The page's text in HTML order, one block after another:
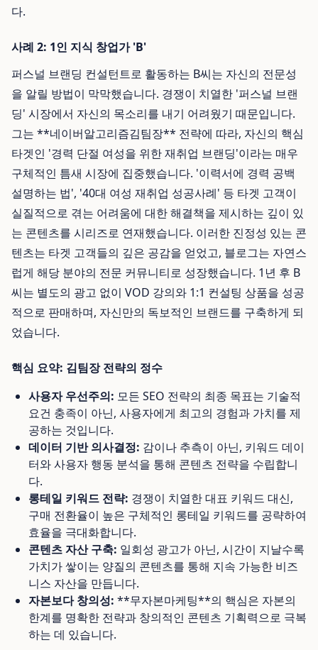
다.
사례 2: 1인 지식 창업가 'B'
퍼스널 브랜딩 컨설턴트로 활동하는 B씨는 자신의 전문성
을 알릴 방법이 막막했습니다. 경쟁이 치열한 '퍼스널 브랜
딩' 시장에서 자신의 목소리를 내기 어려웠기 때문입니다.
그는 **네이버알고리즘김팀장** 전략에 따라, 자신의 핵심
타겟인 '경력 단절 여성을 위한 재취업 브랜딩'이라는 매우
구체적인 틈새 시장에 집중했습니다. '이력서에 경력 공백
설명하는 법', '40대 여성 재취업 성공사례' 등 타겟 고객이
실질적으로 겪는 어려움에 대한 해결책을 제시하는 깊이 있
는 콘텐츠를 시리즈로 연재했습니다. 이러한 진정성 있는 콘
텐츠는 타겟 고객들의 깊은 공감을 얻었고, 블로그는 자연스
럽게 해당 분야의 전문 커뮤니티로 성장했습니다. 1년 후 B
씨는 별도의 광고 없이 VOD 강의와 1:1 컨설팅 상품을 성공
적으로 판매하며, 자신만의 독보적인 브랜드를 구축하게 되
었습니다.
핵심 요약: 김팀장 전략의 정수
사용자 우선주의: 모든 SEO 전략의 최종 목표는 기술적
요건 충족이 아닌, 사용자에게 최고의 경험과 가치를 제
공하는 것입니다.
데이터 기반 의사결정: 감이나 추측이 아닌, 키워드 데이
터와 사용자 행동 분석을 통해 콘텐츠 전략을 수립합니
다.
롱테일 키워드 전략: 경쟁이 치열한 대표 키워드 대신,
구매 전환율이 높은 구체적인 롱테일 키워드를 공략하여
효율을 극대화합니다.
콘텐츠 자산 구축: 일회성 광고가 아닌, 시간이 지날수록
가치가 쌓이는 양질의 콘텐츠를 통해 지속 가능한 비즈
니스 자산을 만듭니다.
자본보다 창의성: **무자본마케팅**의 핵심은 자본의
한계를 명확한 전략과 창의적인 콘텐츠 기획력으로 극복
하는 데 있습니다.